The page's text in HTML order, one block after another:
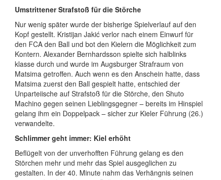
Umstrittener Strafstoß für die Störche
Nur wenig später wurde der bisherige Spielverlauf auf den
Kopf gestellt. Kristijan Jakić verlor nach einem Einwurf für
den FCA den Ball und bot den Kielern die Möglichkeit zum
Kontern. Alexander Bernhardsson spielte sich halblinks
klasse durch und wurde im Augsburger Strafraum von
Matsima getroffen. Auch wenn es den Anschein hatte, dass
Matsima zuerst den Ball gespielt hatte, entschied der
Unparteiische auf Strafstoß für die Störche, den Shuto
Machino gegen seinen Lieblingsgegner – bereits im Hinspiel
gelang ihm ein Doppelpack – sicher zur Kieler Führung (26.)
verwandelte.
Schlimmer geht immer: Kiel erhöht
Beflügelt von der unverhofften Führung gelang es den
Störchen mehr und mehr das Spiel ausgeglichen zu
gestalten. In der 40. Minute nahm das Verhängnis seinen